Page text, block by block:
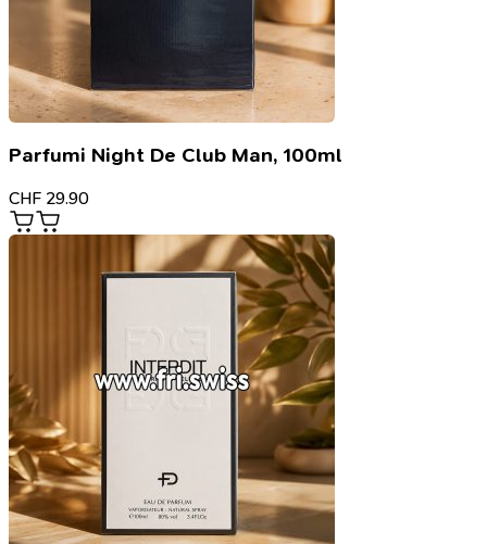
Parfumi Night De Club Man, 100ml
CHF 29.90